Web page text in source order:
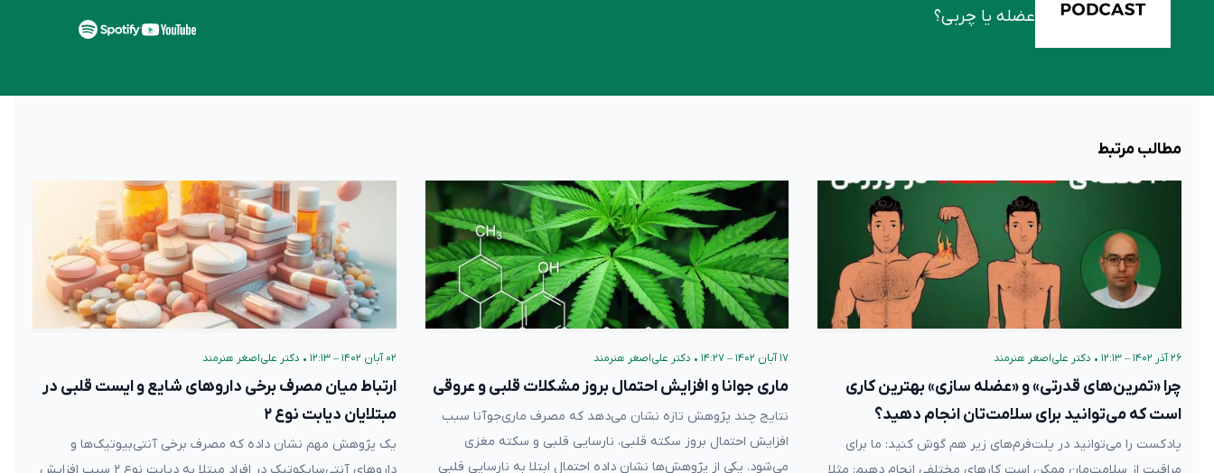
عضله یا چربی؟
مطالب مرتبط
۲۶ آذر ۱۴۰۲ – ۱۲:۱۳ • دکتر علی‌اصغر هنرمند
چرا «تمرین‌های قدرتی» و «عضله سازی» بهترین کاری
است که می‌توانید برای سلامت‌تان انجام دهید؟
پادکست را می‌توانید در پلت‌فرم‌های زیر هم گوش کنید: ما برای
۱۷ آبان ۱۴۰۲ – ۱۴:۲۷ • دکتر علی‌اصغر هنرمند
ماری جوانا و افزایش احتمال بروز مشکلات قلبی و عروقی
نتایج چند پژوهش تازه نشان می‌دهد که مصرف ماری‌جوآنا سبب
افزایش احتمال بروز سکته قلبی، نارسایی قلبی و سکته مغزی
می‌شود. یکی از پژوهش‌ها نشان داده‌ احتمال ابتلا به نارسایی قلبی
۰۲ آبان ۱۴۰۲ – ۱۲:۱۳ • دکتر علی‌اصغر هنرمند
ارتباط میان مصرف برخی‌ داروهای شایع و ایست قلبی در
مبتلایان دیابت نوع ۲
یک پژوهش مهم نشان داده که مصرف برخی آنتی‌بیوتیک‌ها و